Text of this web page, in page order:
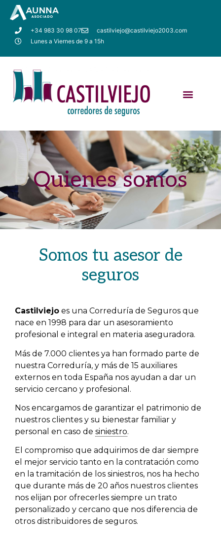
+34 983 30 98 07
castilviejo@castilviejo2003.com
Lunes a Viernes de 9 a 15h
Quienes somos
Somos tu asesor de
seguros
Castilviejo es una Correduría de Seguros que
nace en 1998 para dar un asesoramiento
profesional e integral en materia aseguradora.
Más de 7.000 clientes ya han formado parte de
nuestra Correduría, y más de 15 auxiliares
externos en toda España nos ayudan a dar un
servicio cercano y profesional.
Nos encargamos de garantizar el patrimonio de
nuestros clientes y su bienestar familiar y
personal en caso de siniestro.
El compromiso que adquirimos de dar siempre
el mejor servicio tanto en la contratación como
en la tramitación de los siniestros, nos ha hecho
que durante más de 20 años nuestros clientes
nos elijan por ofrecerles siempre un trato
personalizado y cercano que nos diferencia de
otros distribuidores de seguros.